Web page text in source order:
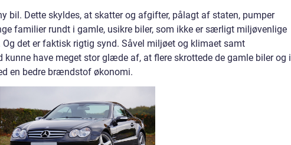
bil. Dette skyldes, at skatter og afgifter, pålagt af staten, pumper
familier rundt i gamle, usikre biler, som ikke er særligt miljøvenlige
det er faktisk rigtig synd. Såvel miljøet og klimaet samt
have meget stor glæde af, at flere skrottede de gamle biler og i
en bedre brændstof økonomi.